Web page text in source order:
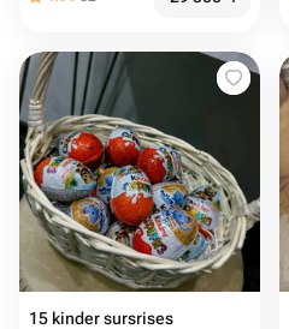
15 kinder sursrises